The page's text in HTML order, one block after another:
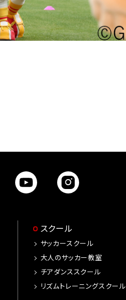
スクール
サッカースクール
大人のサッカー教室
チアダンススクール
リズムトレーニングスクール